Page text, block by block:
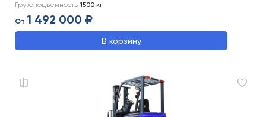
Грузоподъемность 1500 кг
От 1 492 000 ₽
В корзину